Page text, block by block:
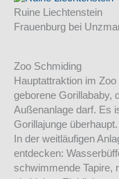
Ruine Liechtenstein
Frauenburg bei
Zoo Schmiding
Hauptattraktion im
geborene Gorillababy,
Außenanlage darf. Es
Gorillajunge überhaupt.
In der weitläufigen
entdecken:
schwimmende Tapire,